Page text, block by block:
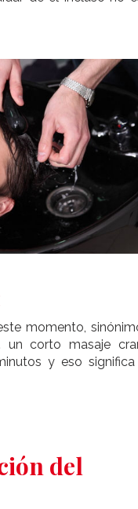
momento,
un corto masaje
y eso
del